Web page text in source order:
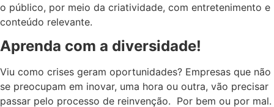
o público, por meio da criatividade, com entretenimento e
conteúdo relevante.
Aprenda com a diversidade!
Viu como crises geram oportunidades? Empresas que não
se preocupam em inovar, uma hora ou outra, vão precisar
passar pelo processo de reinvenção. Por bem ou por mal.